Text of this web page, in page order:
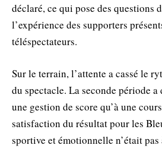
déclaré, ce qui pose des questions
l’expérience des supporters
téléspectateurs.
Sur le terrain, l’attente a cassé le
du spectacle. La seconde période a
une gestion de score qu’à une
satisfaction du résultat pour les
sportive et émotionnelle n’était